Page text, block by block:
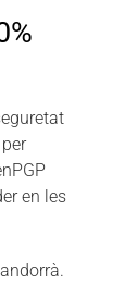
en les